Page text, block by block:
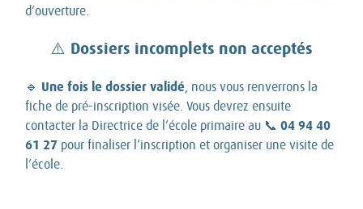
d’ouverture.
⚠️ Dossiers incomplets non acceptés
🔹 Une fois le dossier validé , nous vous renverrons la
fiche de pré-inscription visée. Vous devrez ensuite
contacter la Directrice de l’école primaire au 📞 04 94 40
61 27 pour finaliser l’inscription et organiser une visite de
l’école.